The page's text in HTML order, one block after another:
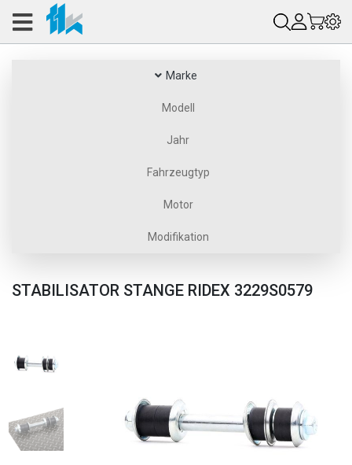
Marke
Modell
Jahr
Fahrzeugtyp
Motor
Modifikation
STABILISATOR STANGE RIDEX 3229S0579
Zurück